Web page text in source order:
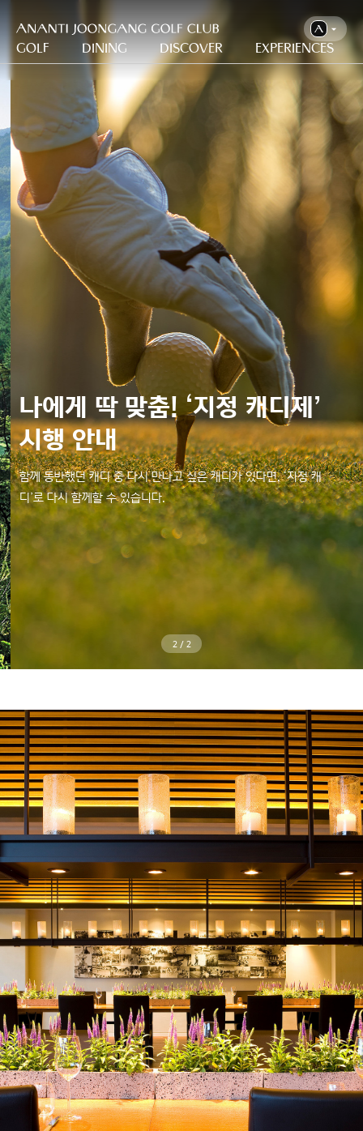
Golf Dining Discover Experiences
나에게 딱 맞춤! ‘지정 캐디제’
시행 안내
함께 동반했던 캐디 중 다시 만나고 싶은 캐디가 있다면, ‘지정 캐
디’로 다시 함께할 수 있습니다.
이제 아난티 중앙도 아난티 홈페
이지에서 예약하세요!
아난티 중앙 골프클럽 홈페이지와 아난티 홈페이지가 통합 운영됩니
다. 아난티 홈페이지에서 편하게 예약하고 림도 적립해 보세요.
나에게 딱 맞춤! ‘지정 캐디제’
시행 안내
함께 동반했던 캐디 중 다시 만나고 싶은 캐디가 있다면, ‘지정 캐
디’로 다시 함께할 수 있습니다.
1 / 2